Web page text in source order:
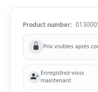
Product number:
Prix visibles après
Enregistrez-vous
maintenant